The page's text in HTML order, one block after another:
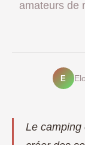
amateurs de
E
Le camping